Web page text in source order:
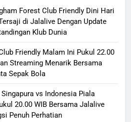
Forest Club Friendly Dini Hari
di Jalalive Dengan Update
Klub Dunia
Friendly Malam Ini Pukul 22.00
Streaming Menarik Bersama
Sepak Bola
vs Indonesia Piala
20.00 WIB Bersama Jalalive
Penuh Perhatian